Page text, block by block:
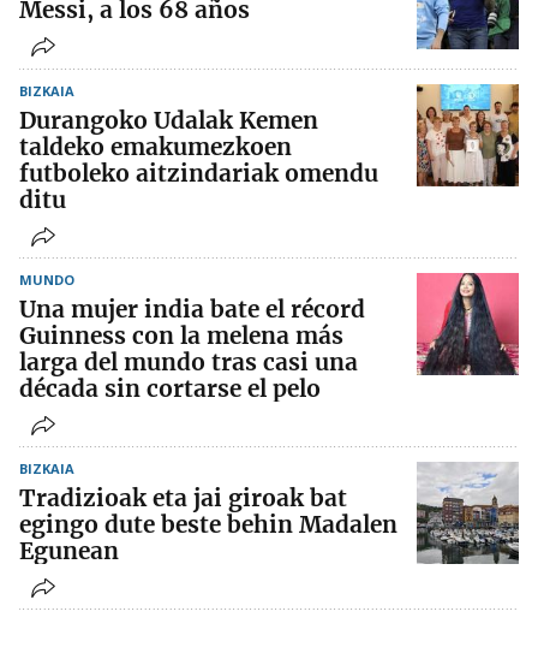
Messi, a los 68 años
BIZKAIA
Durangoko Udalak Kemen
taldeko emakumezkoen
futboleko aitzindariak omendu
ditu
MUNDO
Una mujer india bate el récord
Guinness con la melena más
larga del mundo tras casi una
década sin cortarse el pelo
BIZKAIA
Tradizioak eta jai giroak bat
egingo dute beste behin Madalen
Egunean